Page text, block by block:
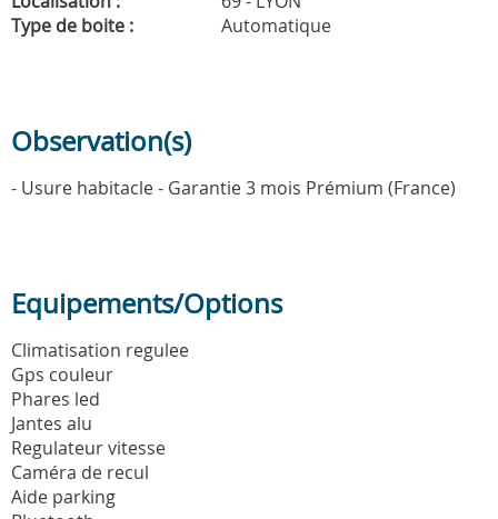
Type de boite :
Automatique
Observation(s)
- Usure habitacle - Garantie 3 mois Prémium (France)
Equipements/Options
Climatisation regulee
Gps couleur
Phares led
Jantes alu
Regulateur vitesse
Caméra de recul
Aide parking